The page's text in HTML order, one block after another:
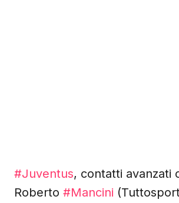
#Juventus, contatti avanzati
Roberto #Mancini